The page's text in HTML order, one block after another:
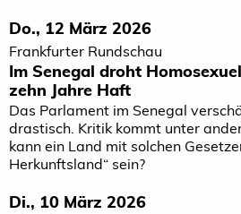
Do., 12 März 2026
Frankfurter Rundschau
Im Senegal droht
zehn Jahre Haft
Das Parlament im Senegal
drastisch. Kritik kommt unter
kann ein Land mit solchen
Herkunftsland“ sein?
Di., 10 März 2026